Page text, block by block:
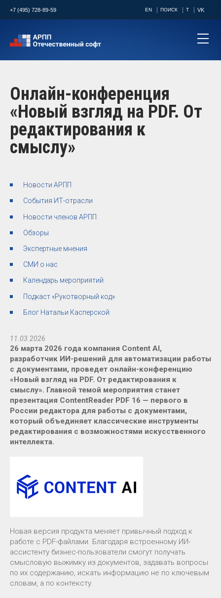
+7 (495) 728-89-59 EN ПОИСК T VK
Онлайн-конференция
«Новый взгляд на PDF. От
редактирования к
смыслу»
Новости АРПП
События ИТ-отрасли
Новости членов АРПП
Обзоры
Экспертные мнения
СМИ о нас
Календарь мероприятий
Подкаст «Рукотворный код»
Блог Натальи Касперской
11.03.2026
26 марта 2026 года компания Content AI,
разработчик ИИ-решений для автоматизации работы
с документами, проведет онлайн-конференцию
«Новый взгляд на PDF. От редактирования к
смыслу». Главной темой мероприятия станет
презентация ContentReader PDF 16 — первого в
России редактора для работы с документами,
который объединяет классические инструменты
редактирования с возможностями искусственного
интеллекта.
Новая версия продукта меняет привычный подход к
работе с PDF-файлами. Благодаря встроенному ИИ-
ассистенту бизнес-пользователи смогут получать
смысловую выжимку из документов, задавать вопросы
по их содержанию, искать информацию не по ключевым
словам, а по контексту.